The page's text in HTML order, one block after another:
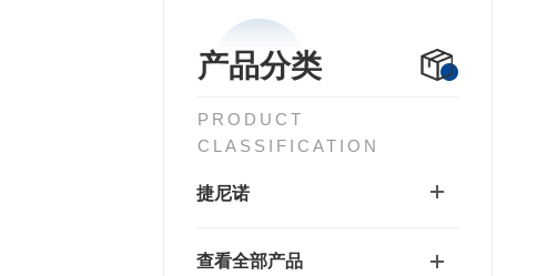
产品分类
PRODUCT
CLASSIFICATION
捷尼诺
查看全部产品